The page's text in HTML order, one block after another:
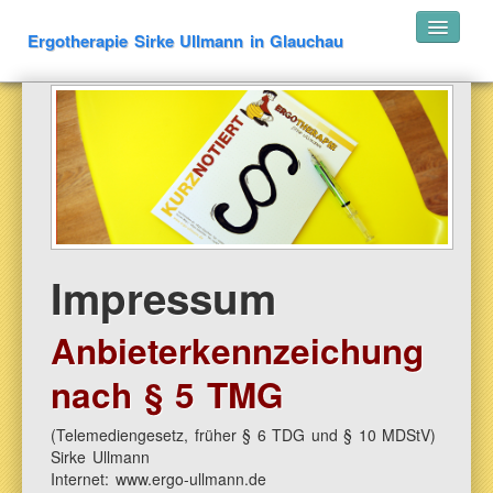
Ergotherapie Sirke Ullmann in Glauchau
Ergotherapie Sirke Ullmann
Praxis
Team
Sirke Ullmann
Simone de Bernardo
Kathleen Kreibich
Wen behandeln wir?
Leistungen
Neofact „Smart Glove“
Biofeedback
Impressum
Anbieterkennzeichung
nach § 5 TMG
(Telemediengesetz, früher § 6 TDG und § 10 MDStV)
Sirke Ullmann
Internet: www.ergo-ullmann.de